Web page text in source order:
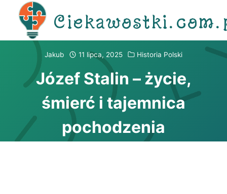
Przejdź
Jakub 11 lipca, 2025 Historia Polski
Józef Stalin – życie,
śmierć i tajemnica
pochodzenia